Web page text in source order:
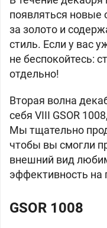
появляться новые
за золото и
стиль. Если у вас
не беспокойтесь:
отдельно!
Вторая волна
себя VIII GSOR
Мы тщательно
чтобы вы смогли
внешний вид
эффективность на
GSOR 1008